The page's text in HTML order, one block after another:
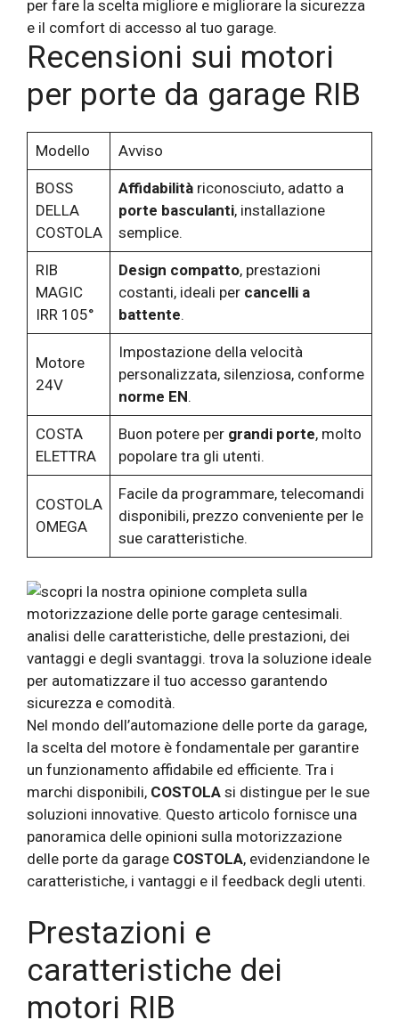
Recensioni sui motori
per porte da garage RIB
Modello Avviso
BOSS
DELLA
COSTOLA
Affidabilitàriconosciuto, adatto a
porte basculanti, installazione
semplice.
RIB
MAGIC
IRR 105°
Design compatto, prestazioni
costanti, ideali per cancelli a
battente.
Motore
24V
Impostazione della velocità
personalizzata, silenziosa, conforme
norme EN.
COSTA
ELETTRA
Buon potere per grandi porte, molto
popolare tra gli utenti.
COSTOLA
OMEGA
Facile da programmare, telecomandi
disponibili, prezzo conveniente per le
sue caratteristiche.
Nel mondo dell’automazione delle porte da garage,
la scelta del motore è fondamentale per garantire
un funzionamento affidabile ed efficiente. Tra i
marchi disponibili, COSTOLA si distingue per le sue
soluzioni innovative. Questo articolo fornisce una
panoramica delle opinioni sulla motorizzazione
delle porte da garage COSTOLA, evidenziandone le
caratteristiche, i vantaggi e il feedback degli utenti.
Prestazioni e
caratteristiche dei
motori RIB